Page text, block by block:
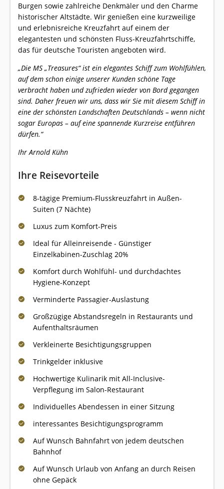
Burgen sowie zahlreiche Denkmäler und den Charme
historischer Altstädte. Wir genießen eine kurzweilige
und erlebnisreiche Kreuzfahrt auf einem der
elegantesten und schönsten Fluss-Kreuzfahrtschiffe,
das für deutsche Touristen angeboten wird.
„Die MS „Treasures“ ist ein elegantes Schiff zum Wohlfühlen,
auf dem schon einige unserer Kunden schöne Tage
verbracht haben und zufrieden wieder von Bord gegangen
sind. Daher freuen wir uns, dass wir Sie mit diesem Schiff in
eine der schönsten Landschaften Deutschlands – wenn nicht
sogar Europas – auf eine spannende Kurzreise entführen
dürfen.“
Ihr Arnold Kühn
Ihre Reisevorteile
8-tägige Premium-Flusskreuzfahrt in Außen-
Suiten (7 Nächte)
Luxus zum Komfort-Preis
Ideal für Alleinreisende - Günstiger
Einzelkabinen-Zuschlag 20%
Komfort durch Wohlfühl- und durchdachtes
Hygiene-Konzept
Verminderte Passagier-Auslastung
Großzügige Abstandsregeln in Restaurants und
Aufenthaltsräumen
Verkleinerte Besichtigungsgruppen
Trinkgelder inklusive
Hochwertige Kulinarik mit All-Inclusive-
Verpflegung im Salon-Restaurant
Individuelles Abendessen in einer Sitzung
interessantes Besichtigungsprogramm
Auf Wunsch Bahnfahrt von jedem deutschen
Bahnhof
Auf Wunsch Urlaub von Anfang an durch Reisen
ohne Gepäck